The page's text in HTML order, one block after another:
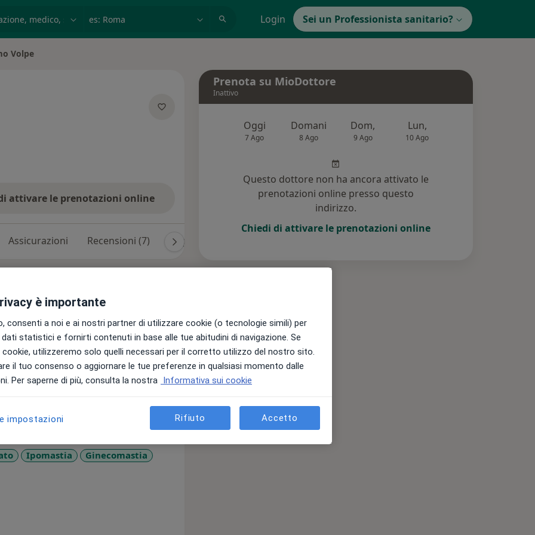
Login Sei un Professionista sanitario?
Volpe
attivare le prenotazioni online
Assicurazioni Recensioni (7) Risposte ai pazienti (1)
branche principali della chirurgia
atto chirurgico, il lavoro in equipe ed
tecnica sono il mio metodo
richieste dei miei pazienti con
Ipomastia
Ginecomastia
Prenota su MioDottore
Inattivo
Oggi
7 Ago
Domani
8 Ago
Dom,
9 Ago
Lun,
10 Ago
Questo dottore non ha ancora attivato le
prenotazioni online presso questo
indirizzo.
Chiedi di attivare le prenotazioni online
è importante
consenti a noi e ai nostri partner di utilizzare cookie (o tecnologie simili) per
statistici e fornirti contenuti in base alle tue abitudini di navigazione. Se
utilizzeremo solo quelli necessari per il corretto utilizzo del nostro sito.
il tuo consenso o aggiornare le tue preferenze in qualsiasi momento dalle
Per saperne di più, consulta la nostra Informativa sui cookie
impostazioni Rifiuto Accetto